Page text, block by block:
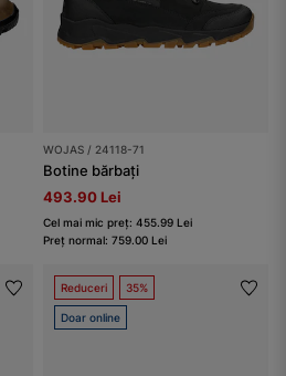
WOJAS / 24118-71
Botine bărbați
493.90 Lei
Cel mai mic preț: 455.99 Lei
Preț normal: 759.00 Lei
Reduceri 35%
Doar online